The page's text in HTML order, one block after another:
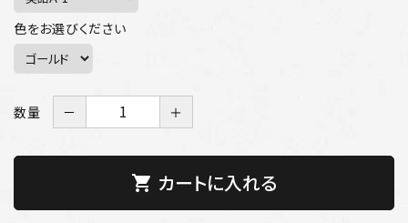
色をお選びください
数量 － ＋
shopping_cart カートに入れる